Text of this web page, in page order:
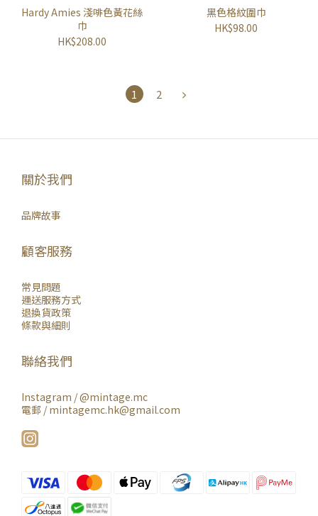
Hardy Amies 淺啡色黃花絲
巾
HK$208.00
黑色格紋圍巾
HK$98.00
1 2
關於我們
品牌故事
顧客服務
常見問題
運送服務方式
退換貨政策
條款與細則
聯絡我們
Instagram /@mintage.mc
電郵 / mintagemc.hk@gmail.com